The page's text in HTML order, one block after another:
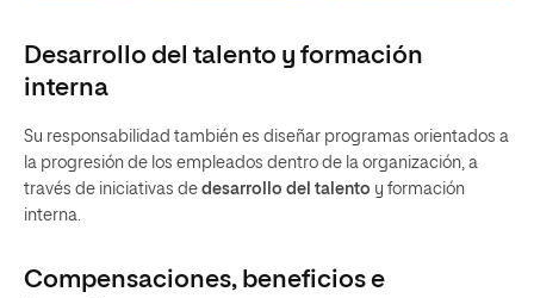
Desarrollo del talento y formación
interna
Su responsabilidad también es diseñar programas orientados a
la progresión de los empleados dentro de la organización, a
través de iniciativas de desarrollo del talento y formación
interna.
Compensaciones, beneficios e